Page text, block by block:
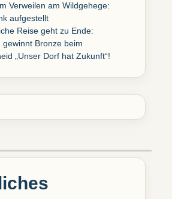
Verweilen am Wildgehege:
aufgestellt
Reise geht zu Ende:
Bronze beim
„Unser Dorf hat Zukunft“!